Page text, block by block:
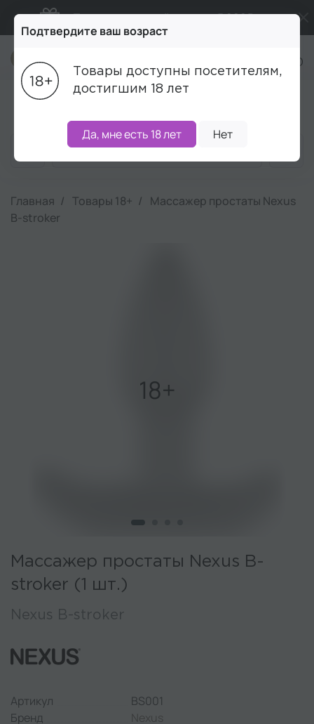
Подарки в каждый заказ от 5 000₽
Промокод ПРИВЕТ
+7 (495) 215-16-00
Блог Акции Бренды
Главная Товары 18+
Массажер простаты Nexus
B-stroker
Массажер простаты Nexus B-
stroker (1 шт.)
Nexus B-stroker
Артикул
BS001
Бренд
Nexus
Подтвердите ваш возраст
Товары доступны посетителям,
достигшим 18 лет
Да, мне есть 18 лет Нет